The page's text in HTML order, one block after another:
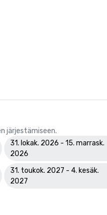
järjestämiseen.
31. lokak. 2026 - 15. marrask.
2026
31. toukok. 2027 - 4. kesäk.
2027